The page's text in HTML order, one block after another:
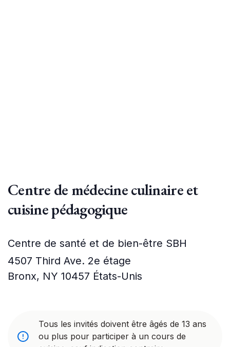
Centre de médecine culinaire et
cuisine pédagogique
Centre de santé et de bien-être SBH
4507 Third Ave. 2e étage
Bronx, NY 10457 États-Unis
Tous les invités doivent être âgés de 13 ans
ou plus pour participer à un cours de